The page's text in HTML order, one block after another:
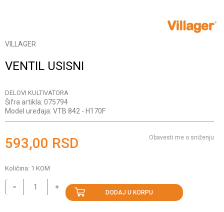
VILLAGER
VENTIL USISNI
DELOVI KULTIVATORA
Šifra artikla: 075794
Model uređaja: VTB 842 - H170F
593,00 RSD Obavesti me o sniženju
Količina: 1 KOM
DODAJ U KORPU